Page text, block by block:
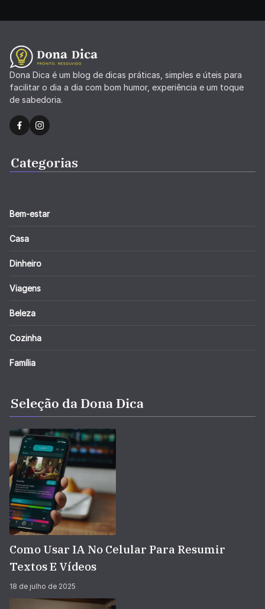
Dona Dica é um blog de dicas práticas, simples e úteis para
facilitar o dia a dia com bom humor, experiência e um toque
de sabedoria.
Categorias
Bem-estar
Casa
Dinheiro
Viagens
Beleza
Cozinha
Família
Seleção da Dona Dica
Como Usar IA No Celular Para Resumir
Textos E Vídeos
18 de julho de 2025